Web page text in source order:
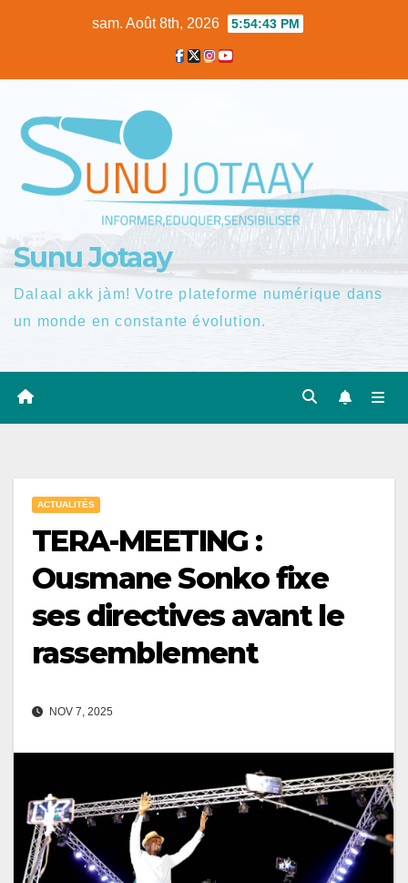
sam. Août 8th, 2026 5:54:44 PM
Sunu Jotaay
Dalaal akk jàm! Votre plateforme numérique dans
un monde en constante évolution.
ACTUALITÉS
TERA-MEETING :
Ousmane Sonko fixe
ses directives avant le
rassemblement
NOV 7, 2025